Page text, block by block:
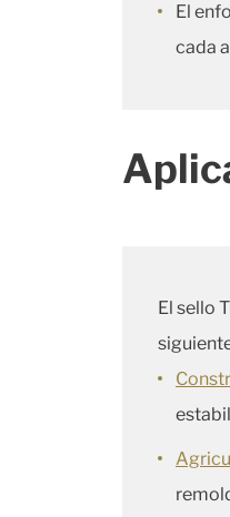
El
cada
El sello